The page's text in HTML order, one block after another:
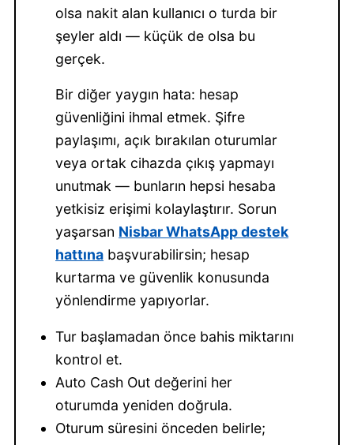
olsa nakit alan kullanıcı o turda bir
şeyler aldı — küçük de olsa bu
gerçek.
Bir diğer yaygın hata: hesap
güvenliğini ihmal etmek. Şifre
paylaşımı, açık bırakılan oturumlar
veya ortak cihazda çıkış yapmayı
unutmak — bunların hepsi hesaba
yetkisiz erişimi kolaylaştırır. Sorun
yaşarsan Nisbar WhatsApp destek
hattına başvurabilirsin; hesap
kurtarma ve güvenlik konusunda
yönlendirme yapıyorlar.
Tur başlamadan önce bahis miktarını
kontrol et.
Auto Cash Out değerini her
oturumda yeniden doğrula.
Oturum süresini önceden belirle;